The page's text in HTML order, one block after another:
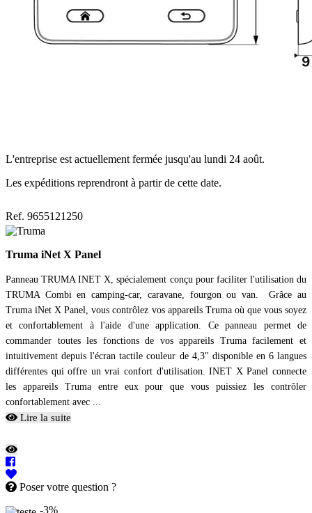
L'entreprise est actuellement fermée jusqu'au lundi 24 août.
Les expéditions reprendront à partir de cette date.
Ref. 9655121250
Truma iNet X Panel
Panneau TRUMA INET X, spécialement conçu pour faciliter l'utilisation du
TRUMA Combi en camping-car, caravane, fourgon ou van. Grâce au
Truma iNet X Panel, vous contrôlez vos appareils Truma où que vous soyez
et confortablement à l'aide d'une application. Ce panneau permet de
commander toutes les fonctions de vos appareils Truma facilement et
intuitivement depuis l'écran tactile couleur de 4,3" disponible en 6 langues
différentes qui offre un vrai confort d'utilisation. INET X Panel connecte
les appareils Truma entre eux pour que vous puissiez les contrôler
confortablement avec ...
Lire la suite
Poser votre question ?
-3%